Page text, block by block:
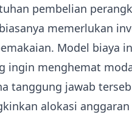
pembelian
memerlukan
Model biaya
ingin menghemat
tanggung jawab
alokasi